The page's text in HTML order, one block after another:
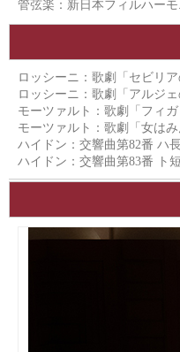
管弦楽： 新日本フィルハー
ロッシーニ：歌劇「セビリ
ロッシーニ：歌劇「アルジ
モーツァルト：歌劇「フィ
モーツァルト：歌劇「女は
ハイドン：交響曲第82番 ハ長
ハイドン：交響曲第83番 ト